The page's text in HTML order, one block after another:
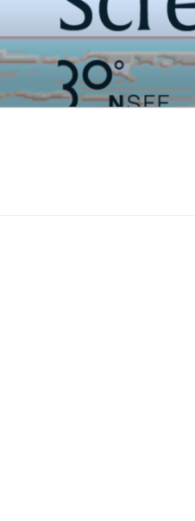
contenu
principal